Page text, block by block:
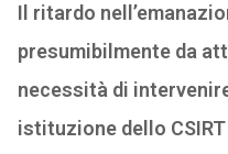
Il ritardo
presumibilmente da
necessità di
istituzione dello CSIRT